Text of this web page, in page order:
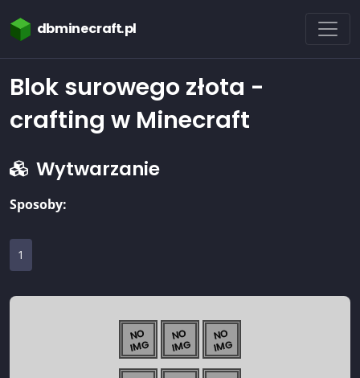
dbminecraft.pl
Blok surowego złota -
crafting w Minecraft
Wytwarzanie
Sposoby:
1